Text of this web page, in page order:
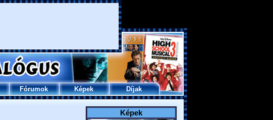
Fórumok Képek Díjak
Képek